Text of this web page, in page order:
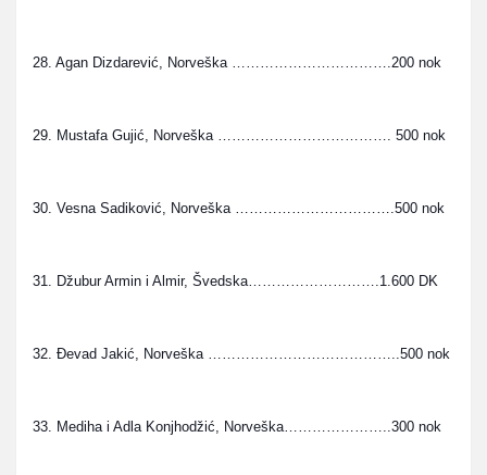
28. Agan Dizdarević, Norveška …………………………….200 nok
29. Mustafa Gujić, Norveška ………………………………. 500 nok
30. Vesna Sadiković, Norveška …………………………….500 nok
31. Džubur Armin i Almir, Švedska……………………….1.600 DK
32. Đevad Jakić, Norveška …………………………………..500 nok
33. Mediha i Adla Konjhodžić, Norveška…………………..300 nok